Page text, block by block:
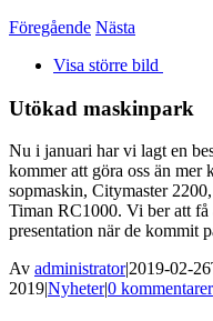
Föregående Nästa
Visa större bild
Utökad maskinpark
Nu i januari har vi lagt en
kommer att göra oss än mer
sopmaskin, Citymaster
Timan RC1000. Vi ber att få
presentation när de kommit
Av administrator|2019-02-
2019|Nyheter|0 kommentarer